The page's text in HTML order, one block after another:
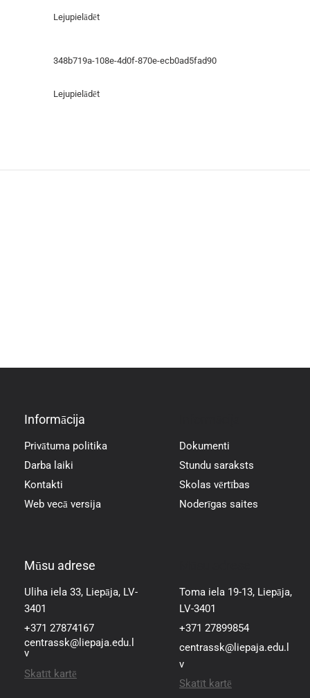
Lejupielādēt
348b719a-108e-4d0f-870e-ecb0ad5fad90
Lejupielādēt
Informācija
Privātuma politika
Darba laiki
Kontakti
Web vecā versija
Dokumenti
Stundu saraksts
Skolas vērtības
Noderīgas saites
Mūsu adrese
Uliha iela 33, Liepāja, LV-
3401
+371 27874167
centrassk@liepaja.edu.l
v
Skatīt kartē
Toma iela 19-13, Liepāja,
LV-3401
+371 27899854
centrassk@liepaja.edu.l
v
Skatīt kartē